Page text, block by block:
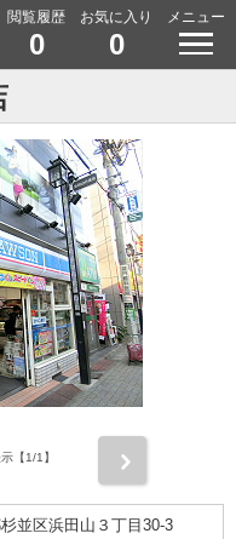
閲覧履歴
0
お気に入り
0
メニュー
【1/1】
並区浜田山３丁目30-3